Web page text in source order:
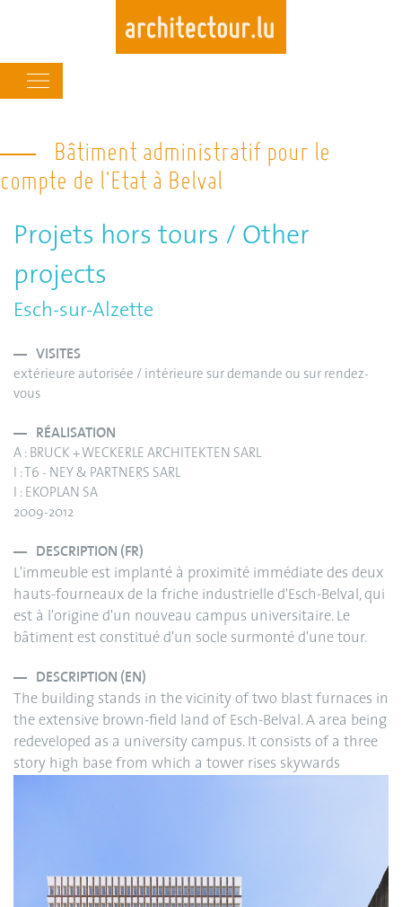
main
content
navigation
Bâtiment administratif pour le
compte de l'Etat à Belval
Projets hors tours / Other
projects
Esch-sur-Alzette
VISITES
extérieure autorisée / intérieure sur demande ou sur rendez-
vous
RÉALISATION
A : BRUCK + WECKERLE ARCHITEKTEN SARL
I : T6 - NEY & PARTNERS SARL
I : EKOPLAN SA
2009-2012
DESCRIPTION (FR)
L'immeuble est implanté à proximité immédiate des deux
hauts-fourneaux de la friche industrielle d'Esch-Belval, qui
est à l'origine d'un nouveau campus universitaire. Le
bâtiment est constitué d'un socle surmonté d'une tour.
DESCRIPTION (EN)
The building stands in the vicinity of two blast furnaces in
the extensive brown-field land of Esch-Belval. A area being
redeveloped as a university campus. It consists of a three
story high base from which a tower rises skywards